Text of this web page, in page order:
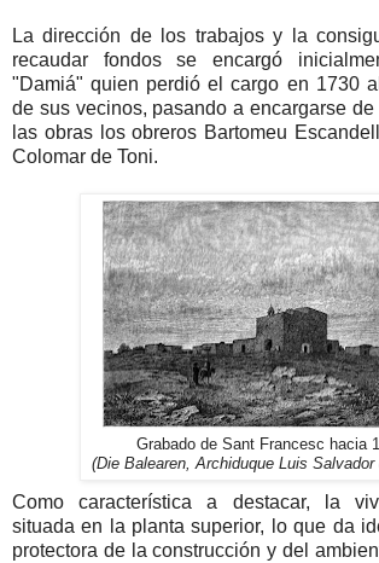
La dirección de los trabajos y la
recaudar fondos se encargó
"Damiá" quien perdió el cargo en 1730
de sus vecinos, pasando a encargarse
las obras los obreros Bartomeu
Colomar de Toni.
Grabado de Sant Francesc hacia
(Die Balearen, Archiduque Luis Salvador
Como característica a destacar, la
situada en la planta superior, lo que da
protectora de la construcción y del